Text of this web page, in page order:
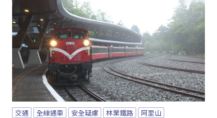
交通 全線通車 安全疑慮 林業鐵路 阿里山